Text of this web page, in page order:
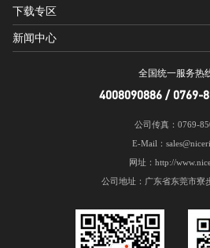
下载专区
新闻中心
全国统一服务热
4008090886 / 0769-
公司传真：0769-
E-Mail：
网址：http://
公司地址：广东省东莞市寮